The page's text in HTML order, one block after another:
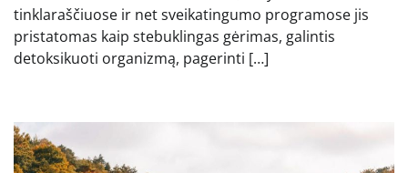
tinklaraščiuose ir net sveikatingumo programose jis
pristatomas kaip stebuklingas gėrimas, galintis
detoksikuoti organizmą, pagerinti […]